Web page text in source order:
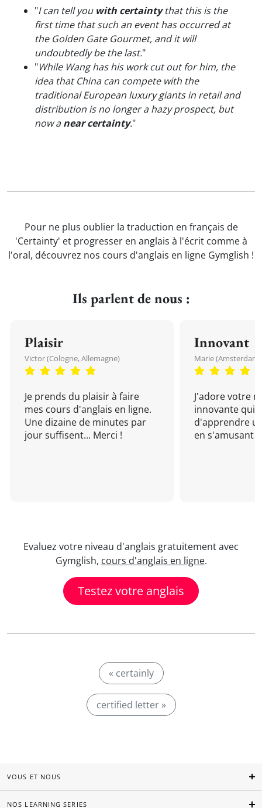
"I can tell you with certaintythat this is the
first time that such an event has occurred at
the Golden Gate Gourmet, and it will
undoubtedly be the last."
"While Wang has his work cut out for him, the
idea that China can compete with the
traditional European luxury giants in retail and
distribution is no longer a hazy prospect, but
now anear certainty."
Pour ne plus oublier la traduction en français de
'Certainty' et progresser en anglais à l'écrit comme à
l'oral, découvrez nos cours d'anglais en ligne Gymglish !
Ils parlent de nous :
Plaisir
Victor (Cologne, Allemagne)
Je prends du plaisir à faire
mes cours d'anglais en ligne.
Une dizaine de minutes par
jour suffisent... Merci !
Innovant
Marie (Amsterdam,
J'adore votre
innovante qui
d'apprendre
en s'amusant !
Evaluez votre niveau d'anglais gratuitement avec
Gymglish, cours d'anglais en ligne.
Testez votre anglais
« certainly
certified letter »
VOUS ET NOUS
NOS LEARNING SERIES